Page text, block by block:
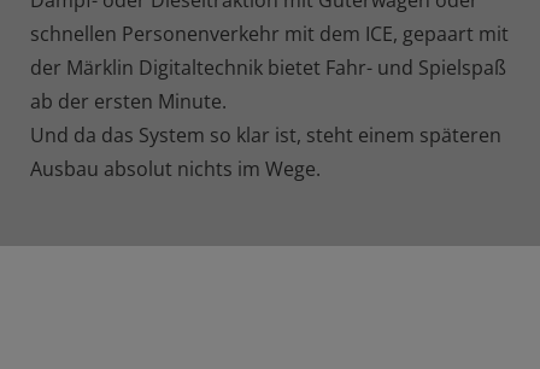
schnellen Personenverkehr mit dem ICE, gepaart mit
der Märklin Digitaltechnik bietet Fahr- und Spielspaß
ab der ersten Minute.
Und da das System so klar ist, steht einem späteren
Ausbau absolut nichts im Wege.